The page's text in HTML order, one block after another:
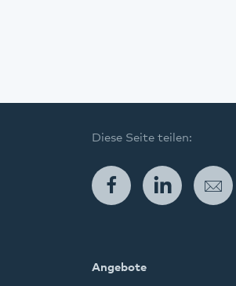
Diese Seite teilen:
FacebookLinkedIn
Angebote